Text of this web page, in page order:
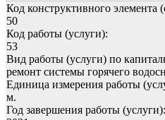
Код конструктивного элемента
50
Код работы (услуги):
53
Вид работы (услуги) по
ремонт системы горячего
Единица измерения работы
м.
Год завершения работы (услуги):